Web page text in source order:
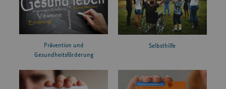
Prävention und
Gesundheitsförderung
Selbsthilfe